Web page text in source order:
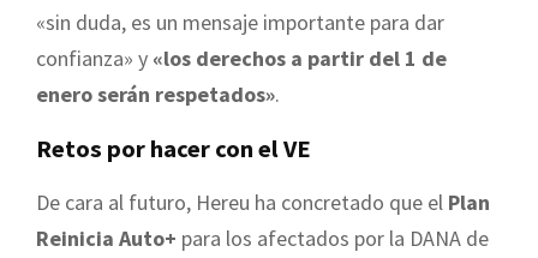
«sin duda, es un mensaje importante para dar
confianza» y «los derechos a partir del 1 de
enero serán respetados».
Retos por hacer con el VE
De cara al futuro, Hereu ha concretado que el Plan
Reinicia Auto+ para los afectados por la DANA de